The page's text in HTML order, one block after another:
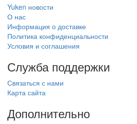
Yuken новости
О нас
Информация о доставке
Политика конфиденциальности
Условия и соглашения
Служба поддержки
Связаться с нами
Карта сайта
Дополнительно